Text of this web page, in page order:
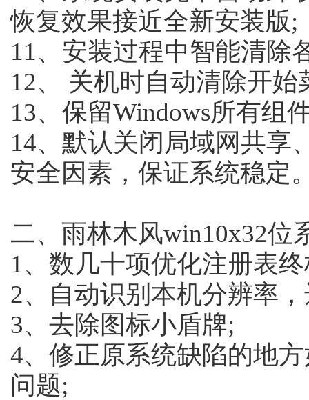
恢复效果接近全新安装版;
11、安装过程中智能清除
12、 关机时自动清除开
13、保留Windows所有组
14、默认关闭局域网共享
安全因素，保证系统稳定
二、雨林木风win10x32位
1、数几十项优化注册表
2、自动识别本机分辨率
3、去除图标小盾牌;
4、修正原系统缺陷的地
问题;